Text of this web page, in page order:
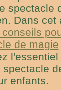
spectacle
Dans cet
de magie
l'essentiel
spectacle
enfants.